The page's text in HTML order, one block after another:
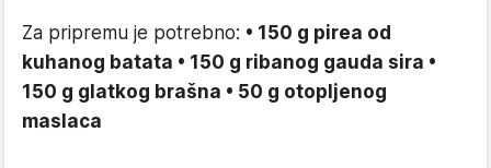
Za pripremu je potrebno: • 150 g pirea od
kuhanog batata • 150 g ribanog gauda sira •
150 g glatkog brašna • 50 g otopljenog
maslaca